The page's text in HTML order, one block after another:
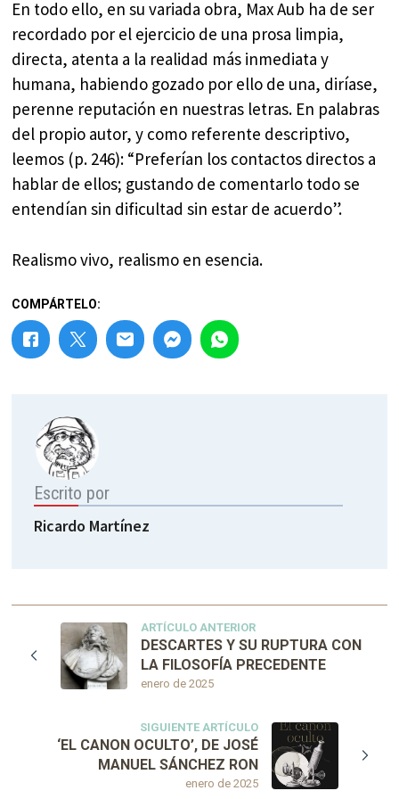
En todo ello, en su variada obra, Max Aub ha de ser
recordado por el ejercicio de una prosa limpia,
directa, atenta a la realidad más inmediata y
humana, habiendo gozado por ello de una, diríase,
perenne reputación en nuestras letras. En palabras
del propio autor, y como referente descriptivo,
leemos (p. 246): “Preferían los contactos directos a
hablar de ellos; gustando de comentarlo todo se
entendían sin dificultad sin estar de acuerdo”.
Realismo vivo, realismo en esencia.
COMPÁRTELO:
Escrito por
Ricardo Martínez
ARTÍCULO ANTERIOR
enero de 2025
DESCARTES Y SU RUPTURA CON
LA FILOSOFÍA PRECEDENTE
SIGUIENTE ARTÍCULO
enero de 2025
‘EL CANON OCULTO’, DE JOSÉ
MANUEL SÁNCHEZ RON